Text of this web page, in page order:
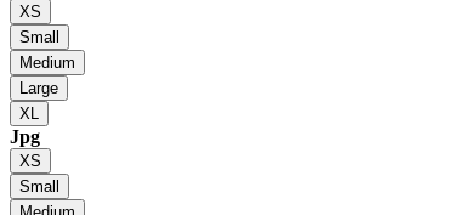
XS
Small
Medium
Large
XL
Jpg
XS
Small